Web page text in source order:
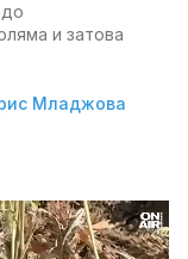
и затова
Младжова